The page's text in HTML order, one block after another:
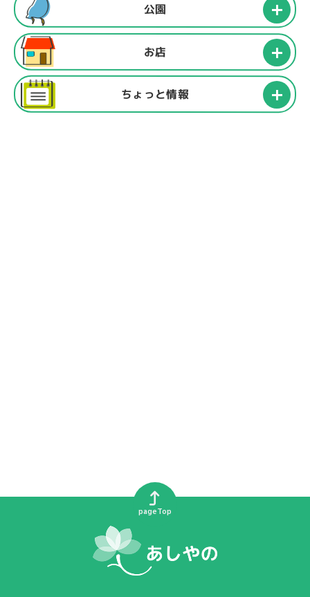
公園
お店
ちょっと情報
pageTop